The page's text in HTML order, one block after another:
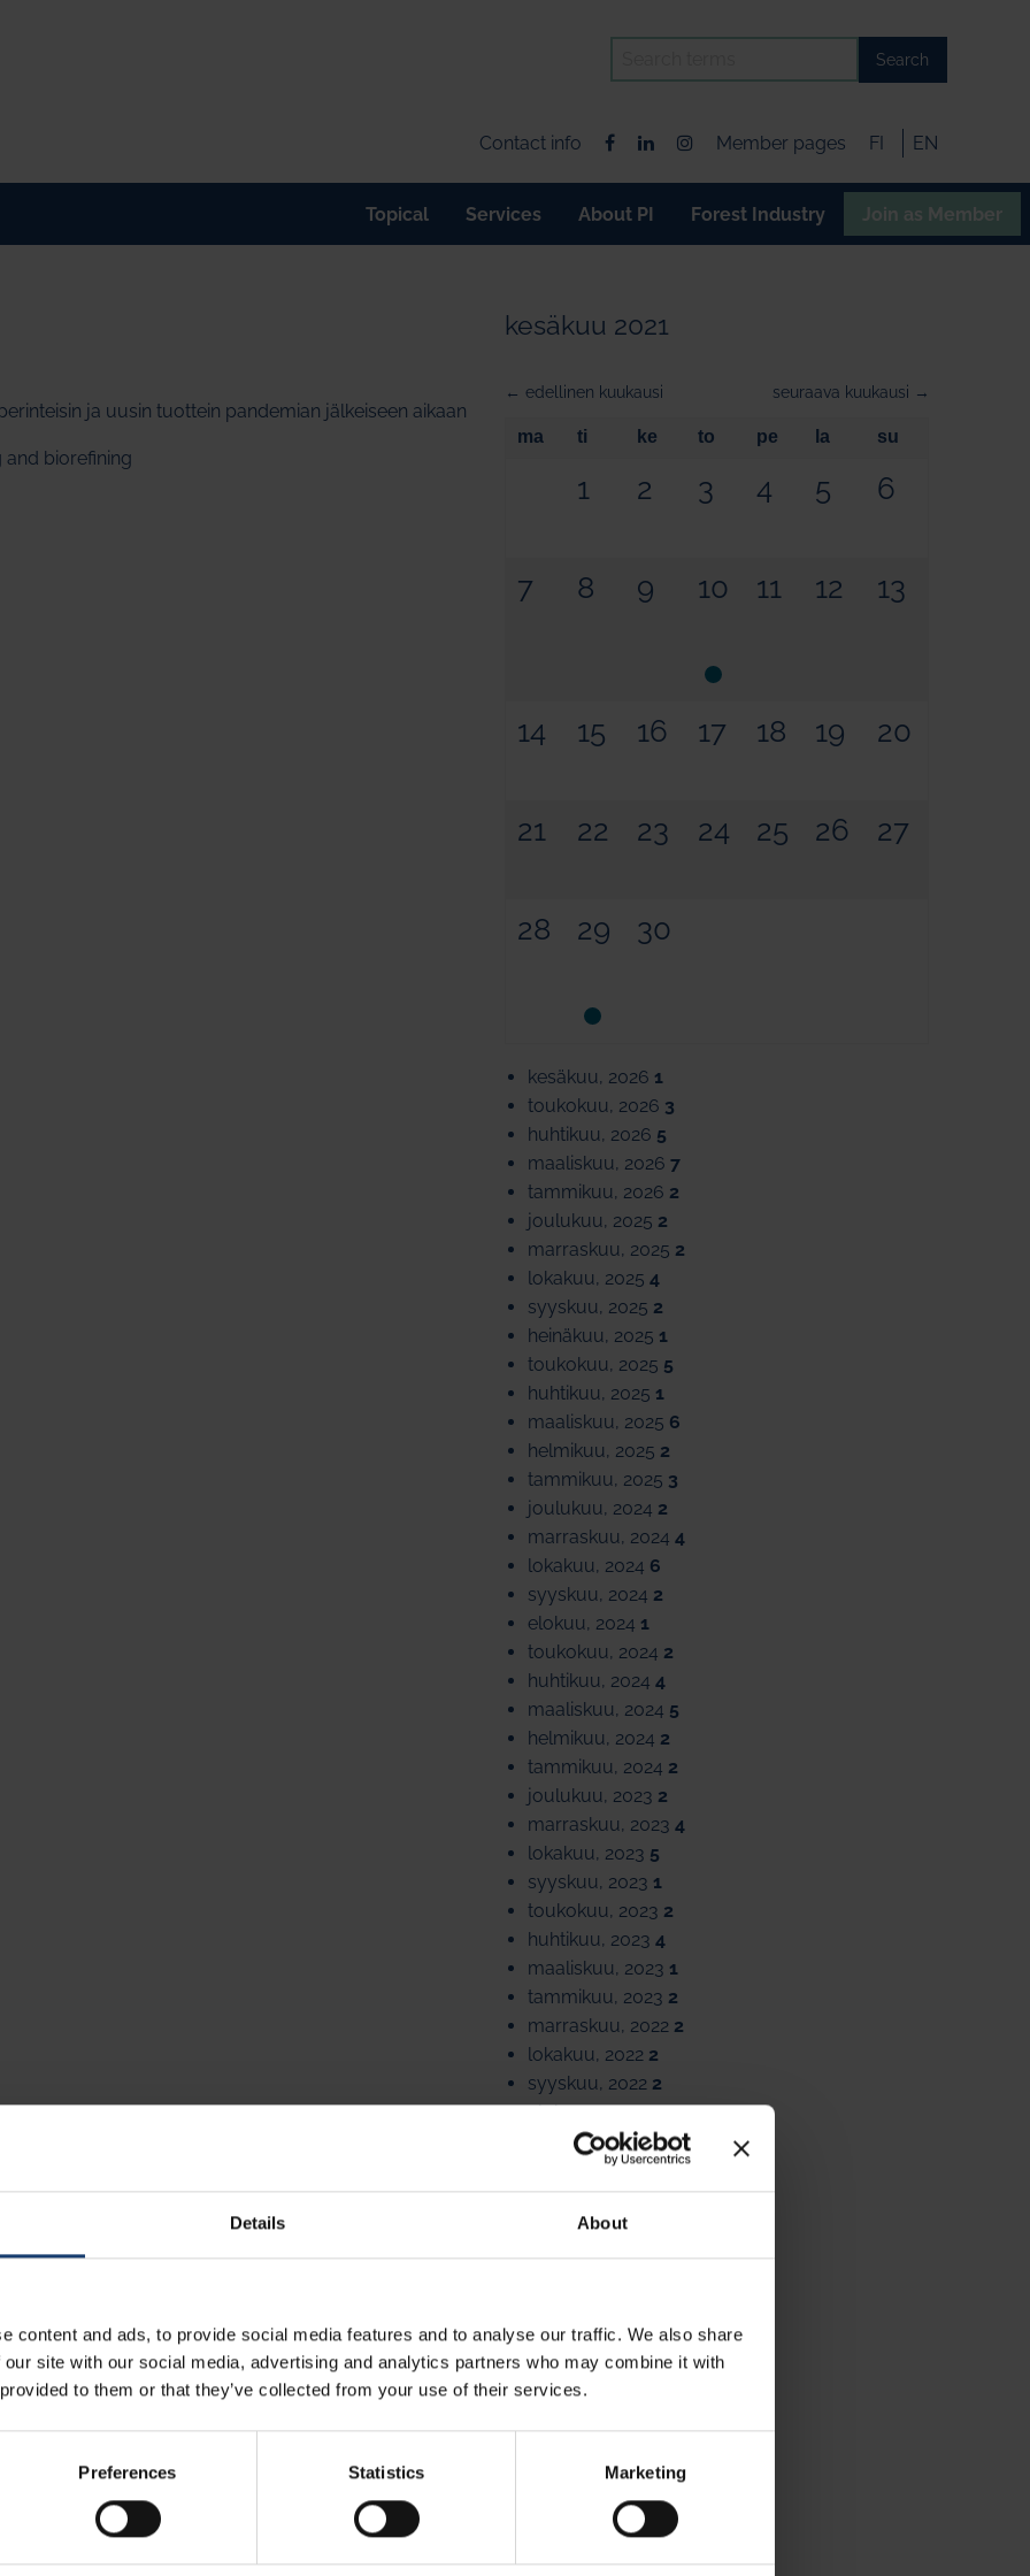
Details About
content and ads, to provide social media features and to analyse our traffic. We also share
site with our social media, advertising and analytics partners who may combine it with
to them or that they’ve collected from your use of their services.
Preferences Statistics Marketing
Search
Contact info Member pages FI EN
Topical Services About PI Forest Industry Join as Member
ja uusin tuottein pandemian jälkeiseen aikaan
and biorefining
kesäkuu 2021
← edellinen kuukausi seuraava kuukausi →
ma ti ke to pe la su
1 2 3 4 5 6
7 8 9 10 11 12 13
14 15 16 17 18 19 20
21 22 23 24 25 26 27
28 29 30
kesäkuu, 2026 1
toukokuu, 2026 3
huhtikuu, 2026 5
maaliskuu, 20267
tammikuu, 2026 2
joulukuu, 2025 2
marraskuu, 2025 2
lokakuu, 20254
syyskuu, 2025 2
heinäkuu, 2025 1
toukokuu, 2025 5
huhtikuu, 2025 1
maaliskuu, 2025 6
helmikuu, 2025 2
tammikuu, 2025 3
joulukuu, 2024 2
marraskuu, 20244
lokakuu, 2024 6
syyskuu, 2024 2
elokuu, 2024 1
toukokuu, 2024 2
huhtikuu, 20244
maaliskuu, 2024 5
helmikuu, 2024 2
tammikuu, 2024 2
joulukuu, 2023 2
marraskuu, 20234
lokakuu, 2023 5
syyskuu, 2023 1
toukokuu, 2023 2
huhtikuu, 20234
maaliskuu, 2023 1
tammikuu, 2023 2
marraskuu, 2022 2
lokakuu, 2022 2
syyskuu, 2022 2
elokuu, 20222
kesäkuu, 20224
toukokuu, 20222
huhtikuu, 20222
maaliskuu, 2022
helmikuu, 20221
lokakuu, 20212
syyskuu, 20212
kesäkuu, 2021
toukokuu, 20211
maaliskuu, 20212
helmikuu, 2021
joulukuu, 20201